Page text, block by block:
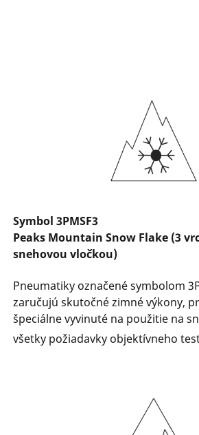
Symbol 3PMSF3
Peaks Mountain Snow Flake (3
snehovou vločkou)
Pneumatiky označené symbolom
zaručujú skutočné zimné výkony,
špeciálne vyvinuté na použitie na
všetky požiadavky objektívneho